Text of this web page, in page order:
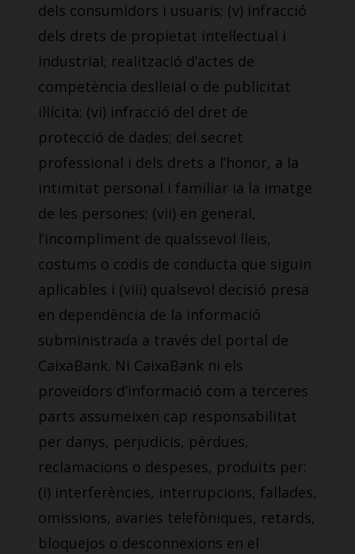
dels consumidors i usuaris; (v) infracció
dels drets de propietat intel·lectual i
industrial; realització d’actes de
competència deslleial o de publicitat
il·lícita; (vi) infracció del dret de
protecció de dades; del secret
professional i dels drets a l’honor, a la
intimitat personal i familiar ia la imatge
de les persones; (vii) en general,
l’incompliment de qualssevol lleis,
costums o codis de conducta que siguin
aplicables i (viii) qualsevol decisió presa
en dependència de la informació
subministrada a través del portal de
CaixaBank. Ni CaixaBank ni els
proveïdors d’informació com a terceres
parts assumeixen cap responsabilitat
per danys, perjudicis, pèrdues,
reclamacions o despeses, produïts per:
(i) interferències, interrupcions, fallades,
omissions, avaries telefòniques, retards,
bloquejos o desconnexions en el